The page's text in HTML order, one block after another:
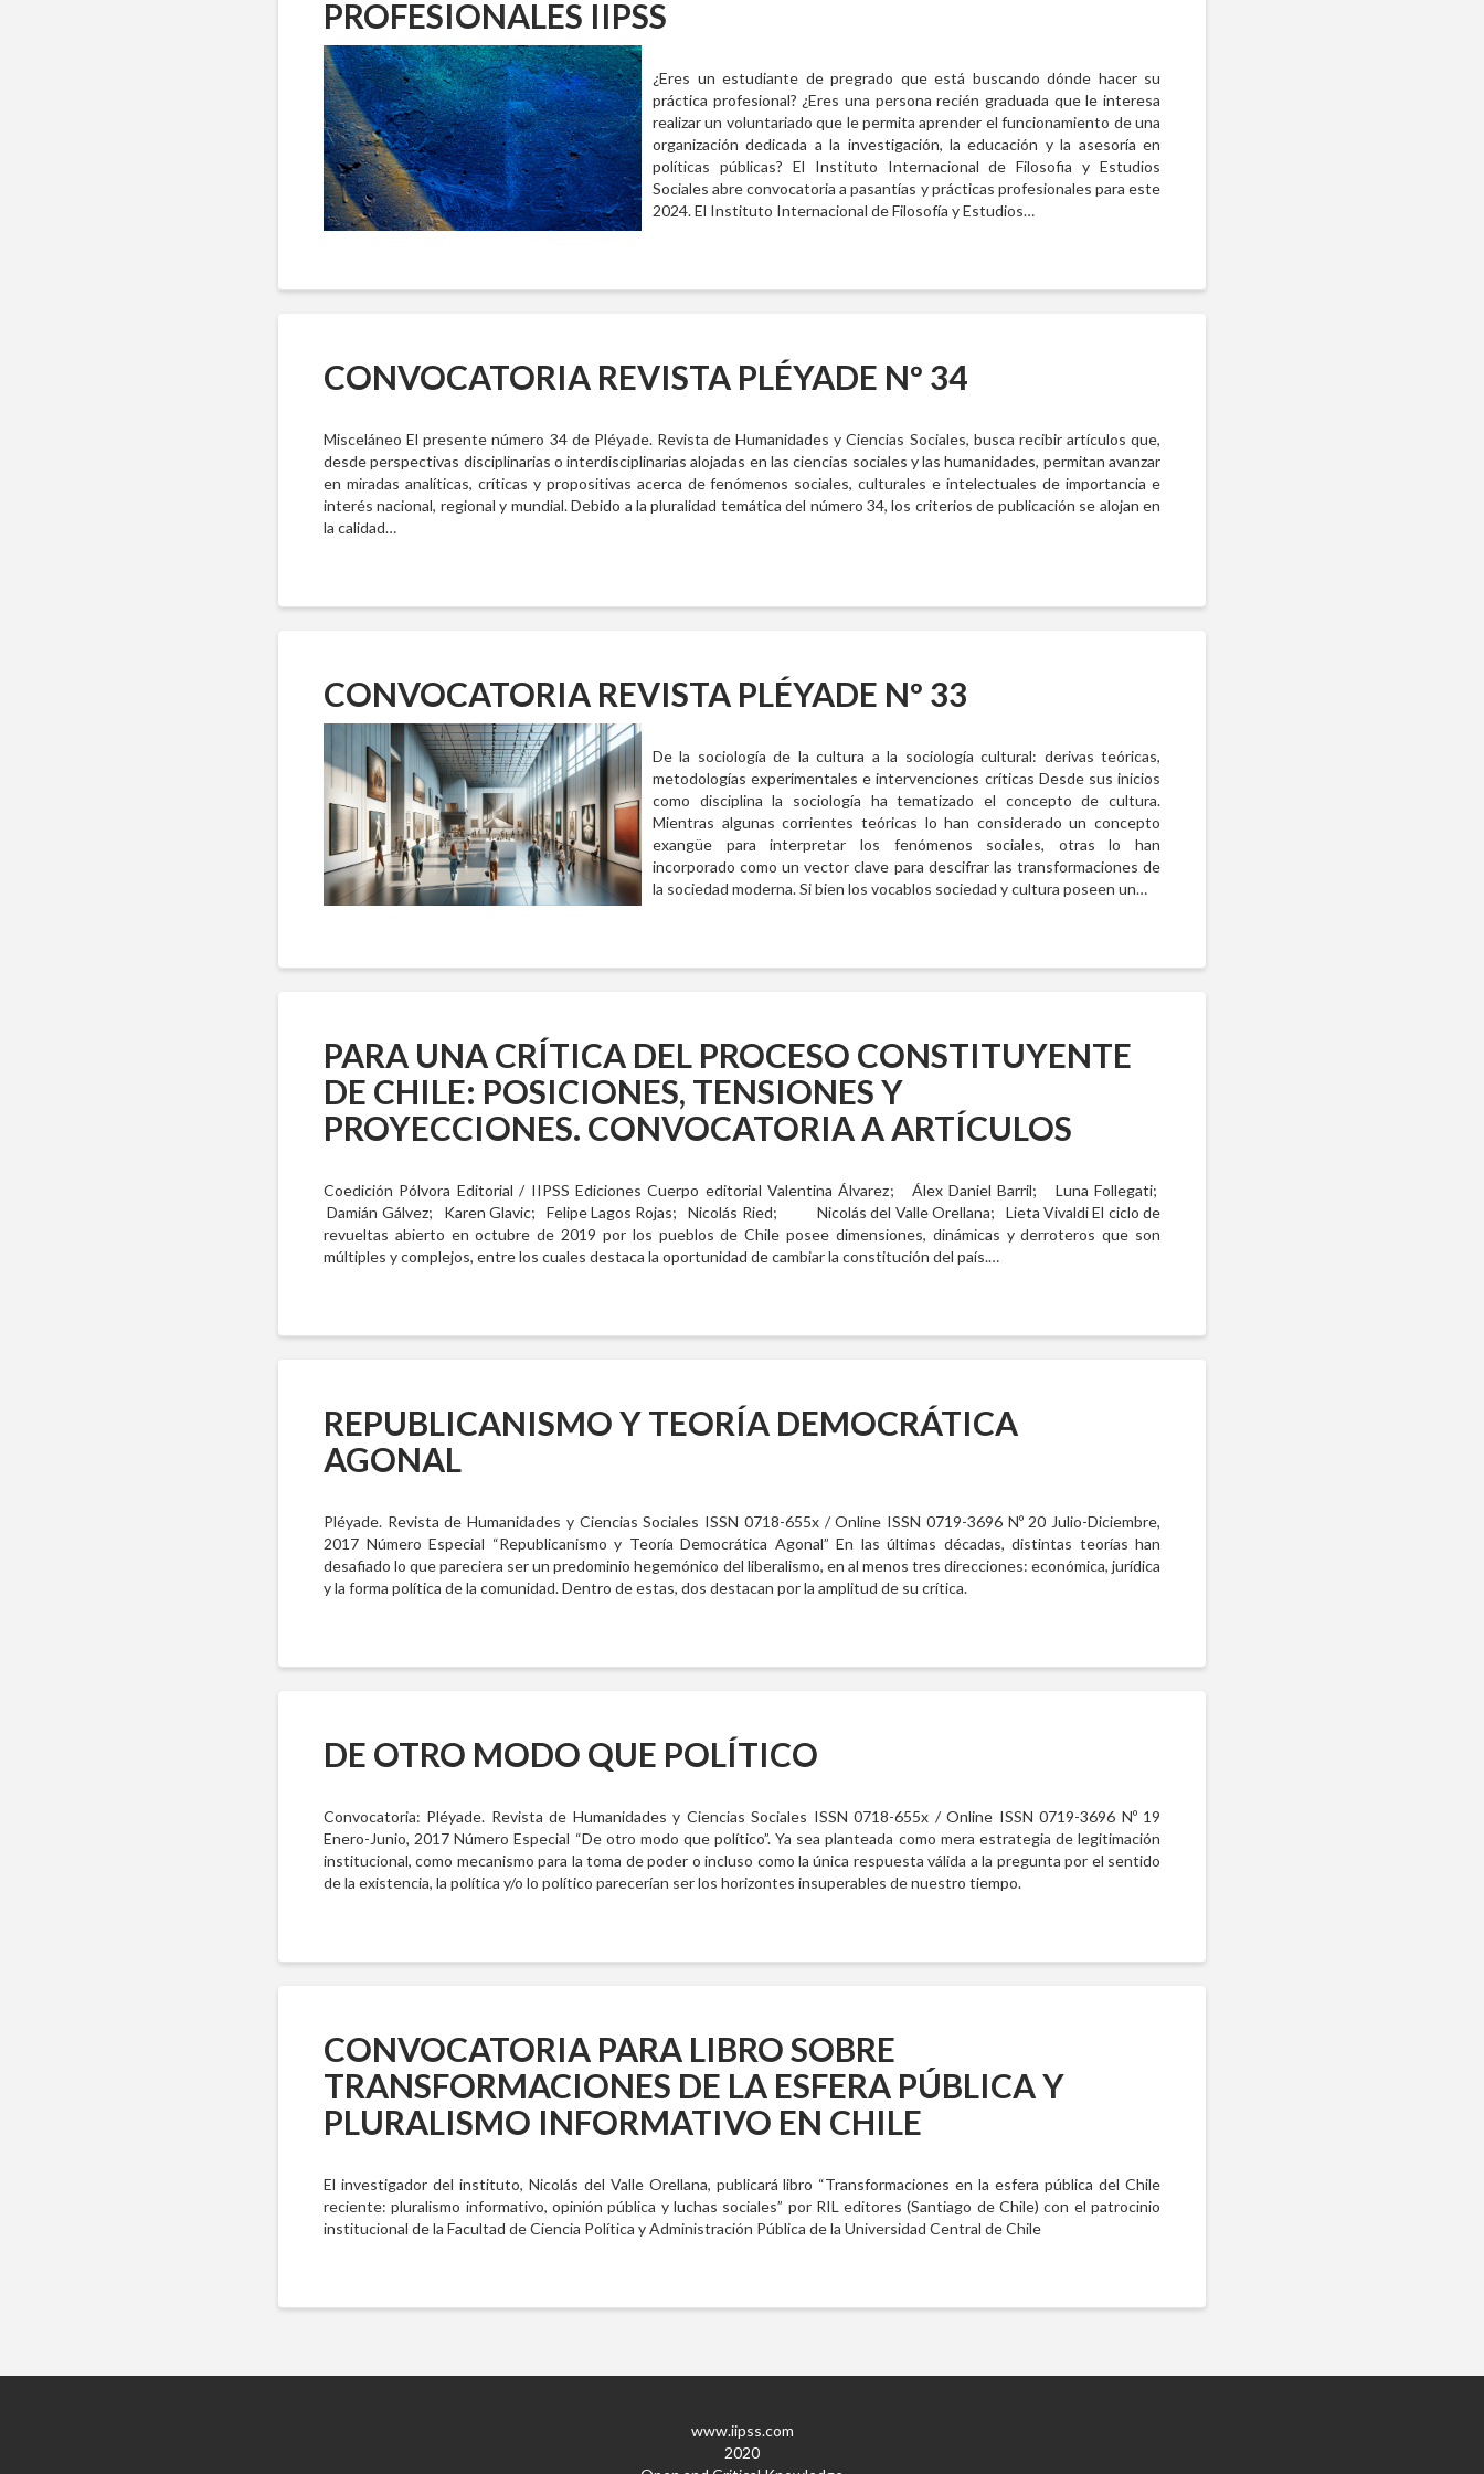
PROFESIONALES IIPSS
¿Eres un estudiante de pregrado que está buscando dónde hacer su
práctica profesional? ¿Eres una persona recién graduada que le interesa
realizar un voluntariado que le permita aprender el funcionamiento de una
organización dedicada a la investigación, la educación y la asesoría en
políticas públicas? El Instituto Internacional de Filosofia y Estudios
Sociales abre convocatoria a pasantías y prácticas profesionales para este
2024. El Instituto Internacional de Filosofía y Estudios…
CONVOCATORIA REVISTA PLÉYADE Nº 34
Misceláneo El presente número 34 de Pléyade. Revista de Humanidades y Ciencias Sociales, busca recibir artículos que,
desde perspectivas disciplinarias o interdisciplinarias alojadas en las ciencias sociales y las humanidades, permitan avanzar
en miradas analíticas, críticas y propositivas acerca de fenómenos sociales, culturales e intelectuales de importancia e
interés nacional, regional y mundial. Debido a la pluralidad temática del número 34, los criterios de publicación se alojan en
la calidad…
CONVOCATORIA REVISTA PLÉYADE Nº 33
De la sociología de la cultura a la sociología cultural: derivas teóricas,
metodologías experimentales e intervenciones críticas Desde sus inicios
como disciplina la sociología ha tematizado el concepto de cultura.
Mientras algunas corrientes teóricas lo han considerado un concepto
exangüe para interpretar los fenómenos sociales, otras lo han
incorporado como un vector clave para descifrar las transformaciones de
la sociedad moderna. Si bien los vocablos sociedad y cultura poseen un…
PARA UNA CRÍTICA DEL PROCESO CONSTITUYENTE
DE CHILE: POSICIONES, TENSIONES Y
PROYECCIONES. CONVOCATORIA A ARTÍCULOS
Coedición Pólvora Editorial / IIPSS Ediciones Cuerpo editorial Valentina Álvarez; Álex Daniel Barril; Luna Follegati;
Damián Gálvez; Karen Glavic; Felipe Lagos Rojas; Nicolás Ried; Nicolás del Valle Orellana; Lieta Vivaldi El ciclo de
revueltas abierto en octubre de 2019 por los pueblos de Chile posee dimensiones, dinámicas y derroteros que son
múltiples y complejos, entre los cuales destaca la oportunidad de cambiar la constitución del país.…
REPUBLICANISMO Y TEORÍA DEMOCRÁTICA
AGONAL
Pléyade. Revista de Humanidades y Ciencias Sociales ISSN 0718-655x / Online ISSN 0719-3696 Nº 20 Julio-Diciembre,
2017 Número Especial “Republicanismo y Teoría Democrática Agonal” En las últimas décadas, distintas teorías han
desafiado lo que pareciera ser un predominio hegemónico del liberalismo, en al menos tres direcciones: económica, jurídica
y la forma política de la comunidad. Dentro de estas, dos destacan por la amplitud de su crítica.
DE OTRO MODO QUE POLÍTICO
Convocatoria: Pléyade. Revista de Humanidades y Ciencias Sociales ISSN 0718-655x / Online ISSN 0719-3696 Nº 19
Enero-Junio, 2017 Número Especial “De otro modo que político”. Ya sea planteada como mera estrategia de legitimación
institucional, como mecanismo para la toma de poder o incluso como la única respuesta válida a la pregunta por el sentido
de la existencia, la política y/o lo político parecerían ser los horizontes insuperables de nuestro tiempo.
CONVOCATORIA PARA LIBRO SOBRE
TRANSFORMACIONES DE LA ESFERA PÚBLICA Y
PLURALISMO INFORMATIVO EN CHILE
El investigador del instituto, Nicolás del Valle Orellana, publicará libro “Transformaciones en la esfera pública del Chile
reciente: pluralismo informativo, opinión pública y luchas sociales” por RIL editores (Santiago de Chile) con el patrocinio
institucional de la Facultad de Ciencia Política y Administración Pública de la Universidad Central de Chile
www.iipss.com
2020